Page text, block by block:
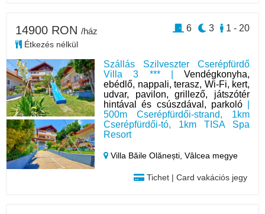
Szállás Szilveszter Cserépfürdő
Villa 3 *** | Vendégkonyha,
ebédlő, nappali, terasz, Wi-Fi, kert,
udvar, pavilon, grillező, játszótér
hintával és csúszdával, parkoló|
500m Cserépfürdői-strand, 1km
Cserépfürdői-tó, 1km TISA Spa
Resort
Villa Băile Olănești,Vâlcea megye
Tichet | Card vakációs jegy
14900 RON /ház
Étkezés nélkül
1 - 20
3
6